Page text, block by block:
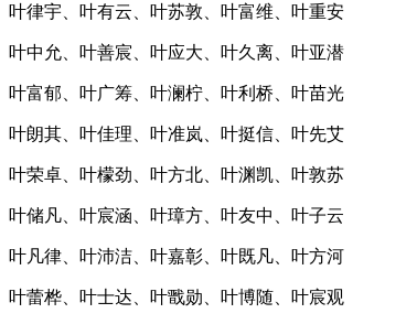
叶律宇、叶有云、叶苏敦、叶富维、叶重安
叶中允、叶善宸、叶应大、叶久离、叶亚潜
叶富郁、叶广筹、叶澜柠、叶利桥、叶苗光
叶朗其、叶佳理、叶准岚、叶挺信、叶先艾
叶荣卓、叶檬劲、叶方北、叶渊凯、叶敦苏
叶储凡、叶宸涵、叶璋方、叶友中、叶子云
叶凡律、叶沛洁、叶嘉彰、叶既凡、叶方河
叶蕾桦、叶士达、叶戬勋、叶博随、叶宸观